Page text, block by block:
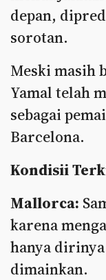
depan,
sorotan.
Meski masih
Yamal telah
sebagai
Barcelona.
Kondisii
Mallorca:
karena
hanya
dimainkan.